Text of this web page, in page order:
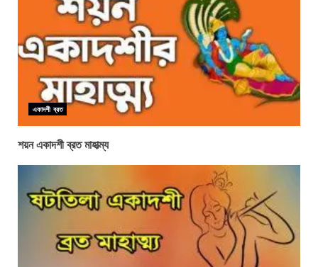
একাদশী ব্রত
শয়ন একাদশী ব্রত মাহাত্ম্য